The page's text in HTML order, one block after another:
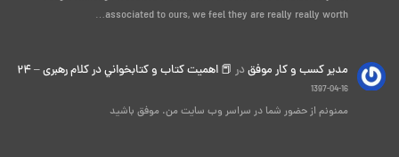
associated to ours, we feel they are really really worth…
مدیر کسب و کار موفق در 📕 اهميت كتاب و كتابخواني در كلام رهبری – ۲۴
1397-04-16
ممنونم از حضور شما در سراسر وب سایت من. موفق باشید